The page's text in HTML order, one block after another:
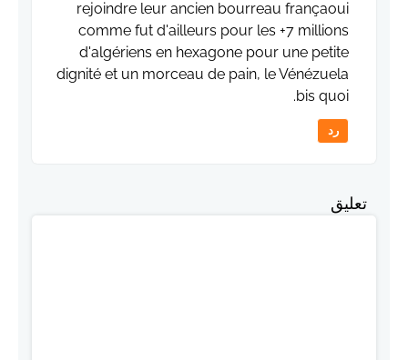
rejoindre leur ancien bourreau françaoui
comme fut d'ailleurs pour les +7 millions
d'algériens en hexagone pour une petite
dignité et un morceau de pain, le Vénézuela
bis quoi.
رد
تعليق